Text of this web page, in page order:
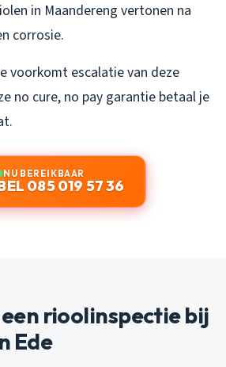
in Maandereng vertonen na
corrosie.
voorkomt escalatie van deze
no cure, no pay garantie betaal je
NU BEREIKBAAR
085 019 57 36
rioolinspectie bij
Ede